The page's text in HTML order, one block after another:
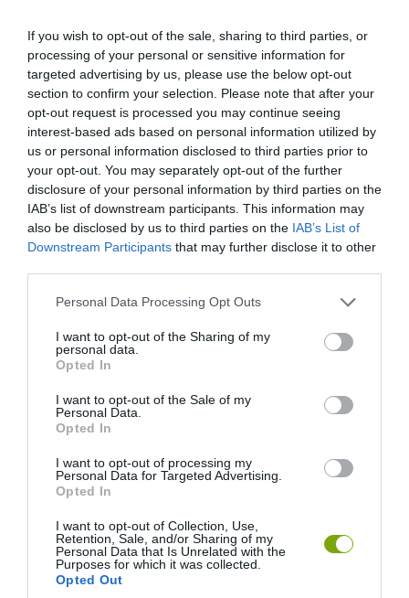
If you wish to opt-out of the sale, sharing to third parties, or
processing of your personal or sensitive information for
targeted advertising by us, please use the below opt-out
section to confirm your selection. Please note that after your
opt-out request is processed you may continue seeing
interest-based ads based on personal information utilized by
us or personal information disclosed to third parties prior to
your opt-out. You may separately opt-out of the further
disclosure of your personal information by third parties on the
IAB’s list of downstream participants. This information may
also be disclosed by us to third parties on the IAB’s List of
Downstream Participants that may further disclose it to other
Please note that this website/app uses one or more Google
not limited to your visit or usage behaviour. You may click to
grant or deny consent to Google and its third-party tags to
use your data for below specified purposes in below Google
consent section.
Personal Data Processing Opt Outs
I want to opt-out of the Sharing of my
personal data.
Opted In
I want to opt-out of the Sale of my
Personal Data.
Opted In
I want to opt-out of processing my
Personal Data for Targeted Advertising.
Opted In
I want to opt-out of Collection, Use,
Retention, Sale, and/or Sharing of my
Personal Data that Is Unrelated with the
Purposes for which it was collected.
Opted Out